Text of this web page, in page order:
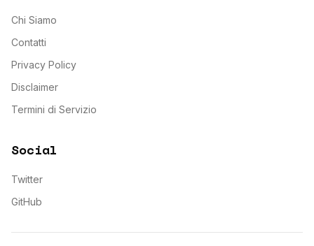
Chi Siamo
Contatti
Privacy Policy
Disclaimer
Termini di Servizio
Social
Twitter
GitHub